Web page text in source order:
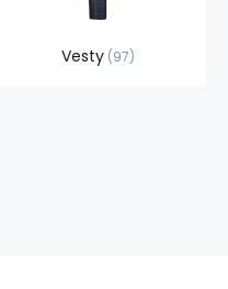
Vesty 97